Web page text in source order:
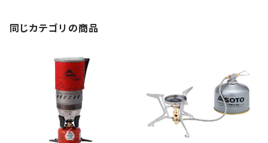
同じカテゴリの商品